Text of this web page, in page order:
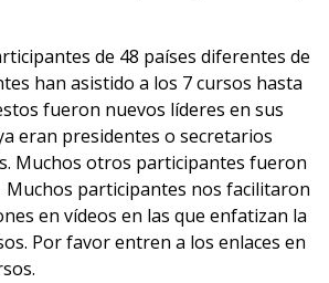
de 48 países diferentes de
han asistido a los 7 cursos hasta
fueron nuevos líderes en sus
eran presidentes o secretarios
Muchos otros participantes fueron
Muchos participantes nos facilitaron
en vídeos en las que enfatizan la
Por favor entren a los enlaces en